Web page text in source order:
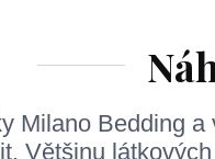
Milano Bedding
Většinu